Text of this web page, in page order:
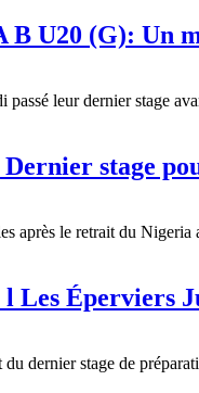
B U20 (G): Un
passé leur dernier stage
stage
après le retrait du
Les Éperviers
du dernier stage de